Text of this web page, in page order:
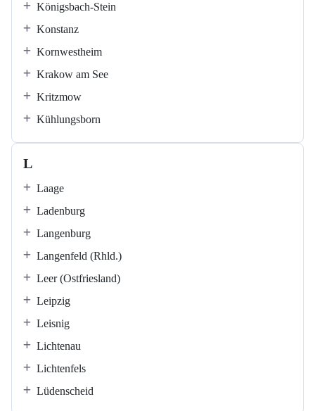
Königsbach-Stein
Konstanz
Kornwestheim
Krakow am See
Kritzmow
Kühlungsborn
L
Laage
Ladenburg
Langenburg
Langenfeld (Rhld.)
Leer (Ostfriesland)
Leipzig
Leisnig
Lichtenau
Lichtenfels
Lüdenscheid